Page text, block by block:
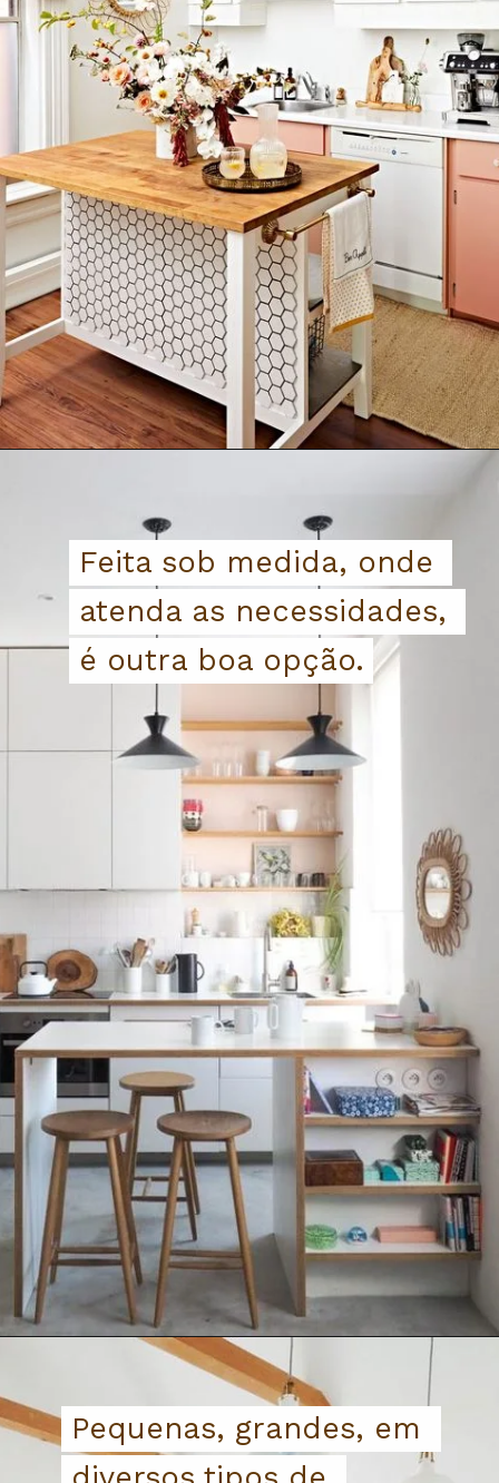
Feita sob medida, onde
atenda as necessidades,
é outra boa opção.
Feita sob medida, onde
atenda as necessidades,
é outra boa opção.
Pequenas, grandes, em
Pequenas, grandes, em